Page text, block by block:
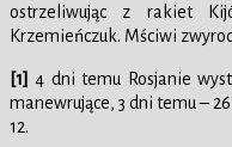
ostrzeliwując z rakiet
Krzemieńczuk. Mściwi
[1] 4 dni temu Rosjanie
manewrujące, 3 dni temu –
12.